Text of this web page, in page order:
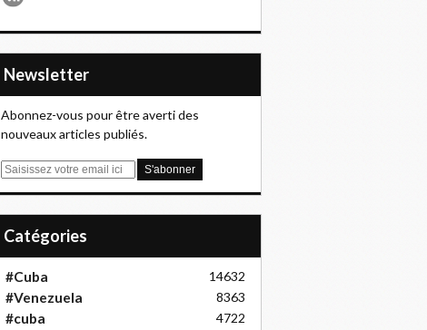
Newsletter
Abonnez-vous pour être averti des
nouveaux articles publiés.
E
Catégories
#Cuba 14632
#Venezuela 8363
#cuba 4722